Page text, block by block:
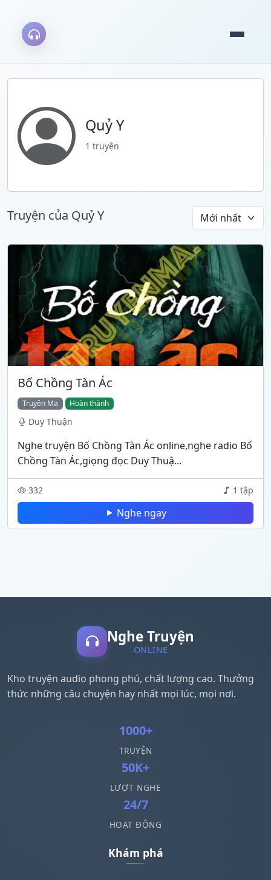
Quỷ Y
1 truyện
Truyện của Quỷ Y
Bố Chồng Tàn Ác
Truyện Ma Hoàn thành
Duy Thuận
Nghe truyện Bố Chồng Tàn Ác online,nghe radio Bố
Chồng Tàn Ác,giọng đọc Duy Thuậ...
332 1 tập
Nghe ngay
Nghe Truyện
ONLINE
Kho truyện audio phong phú, chất lượng cao. Thưởng
thức những câu chuyện hay nhất mọi lúc, mọi nơi.
1000+
TRUYỆN
50K+
LƯỢT NGHE
24/7
HOẠT ĐỘNG
Khám phá